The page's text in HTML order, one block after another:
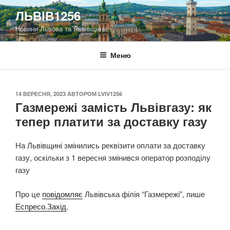
Перейти
до
вмісту
ЛЬВІВ1256
Новини Львова та Львівщини
Меню
ОПУБЛІКОВАНО
14 ВЕРЕСНЯ, 2023 АВТОРОМ LVIV1256
Газмережі замість Львівгазу: як
тепер платити за доставку газу
На Львівщині змінились реквізити оплати за доставку
газу, оскільки з 1 вересня змінився оператор розподілу
газу
Про це повідомляє Львівська філія “Газмережі”, пише
Еспресо.Захід.